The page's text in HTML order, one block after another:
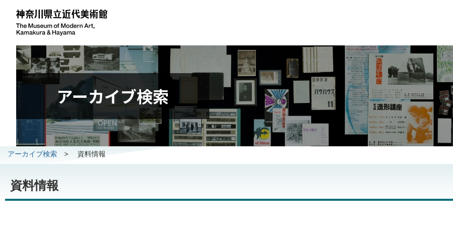
アーカイブ検索
アーカイブ検索 > 資料情報
資料情報